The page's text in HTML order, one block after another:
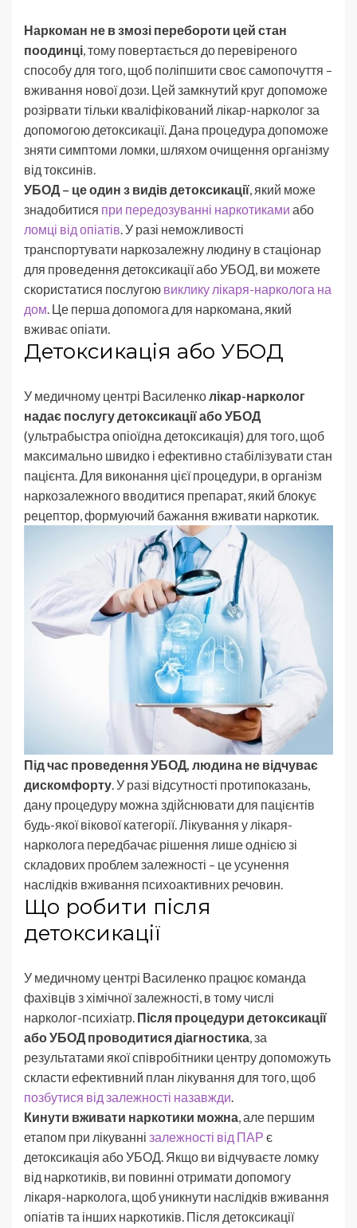
Наркоман не в змозі перебороти цей стан
поодинці, тому повертається до перевіреного
способу для того, щоб поліпшити своє самопочуття –
вживання нової дози. Цей замкнутий круг допоможе
розірвати тільки кваліфікований лікар-нарколог за
допомогою детоксикації. Дана процедура допоможе
зняти симптоми ломки, шляхом очищення організму
від токсинів.
УБОД – це один з видів детоксикації, який може
знадобитися при передозуванні наркотиками або
ломці від опіатів. У разі неможливості
транспортувати наркозалежну людину в стаціонар
для проведення детоксикації або УБОД, ви можете
скористатися послугою виклику лікаря-нарколога на
дом. Це перша допомога для наркомана, який
вживає опіати.
Детоксикація або УБОД
У медичному центрі Василенколікар-нарколог
надає послугу детоксикації або УБОД
(ультрабыстра опіоїдна детоксикація) для того, щоб
максимально швидко і ефективно стабілізувати стан
пацієнта. Для виконання цієї процедури, в організм
наркозалежного вводитися препарат, який блокує
рецептор, формуючий бажання вживати наркотик.
Під час проведення УБОД, людина не відчуває
дискомфорту . У разі відсутності протипоказань,
дану процедуру можна здійснювати для пацієнтів
будь-якої вікової категорії. Лікування у лікаря-
нарколога передбачає рішення лише однією зі
складових проблем залежності – це усунення
наслідків вживання психоактивних речовин.
Що робити після
детоксикації
У медичному центрі Василенко працює команда
фахівців з хімічної залежності, в тому числі
нарколог-психіатр. Після процедури детоксикації
або УБОД проводитися діагностика , за
результатами якої співробітники центру допоможуть
скласти ефективний план лікування для того, щоб
позбутися від залежності назавжди
Кинути вживати наркотики можна , але першим
етапом при лікуванні залежності від ПАР є
детоксикація або УБОД. Якщо ви відчуваєте ломку
від наркотиків, ви повинні отримати допомогу
лікаря-нарколога, щоб уникнути наслідків вживання
опіатів та інших наркотиків. Після детоксикації